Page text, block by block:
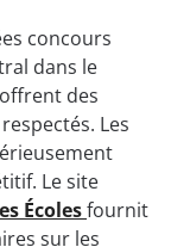
concours
dans le
des
Les
Le site
Écolesfournit
sur les